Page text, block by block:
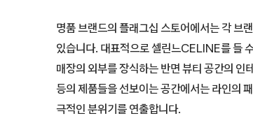
명품 브랜드의 플래그십 스토어에서는 각 브
있습니다. 대표적으로 셀린느CELINE를 들
매장의 외부를 장식하는 반면 뷰티 공간의 인
등의 제품들을 선보이는 공간에서는 라인의
극적인 분위기를 연출합니다.